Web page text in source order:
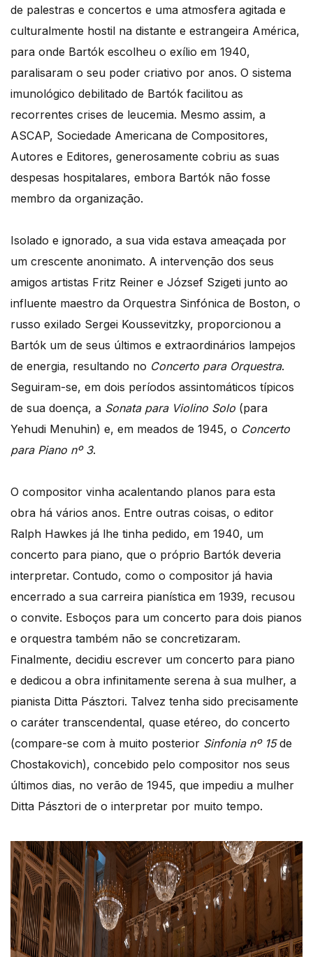
de palestras e concertos e uma atmosfera agitada e
culturalmente hostil na distante e estrangeira América,
para onde Bartók escolheu o exílio em 1940,
paralisaram o seu poder criativo por anos. O sistema
imunológico debilitado de Bartók facilitou as
recorrentes crises de leucemia. Mesmo assim, a
ASCAP, Sociedade Americana de Compositores,
Autores e Editores, generosamente cobriu as suas
despesas hospitalares, embora Bartók não fosse
membro da organização.
Isolado e ignorado, a sua vida estava ameaçada por
um crescente anonimato. A intervenção dos seus
amigos artistas Fritz Reiner e József Szigeti junto ao
influente maestro da Orquestra Sinfónica de Boston, o
russo exilado Sergei Koussevitzky, proporcionou a
Bartók um de seus últimos e extraordinários lampejos
de energia, resultando no Concerto para Orquestra.
Seguiram-se, em dois períodos assintomáticos típicos
de sua doença, a Sonata para Violino Solo (para
Yehudi Menuhin) e, em meados de 1945, o Concerto
para Piano nº 3.
O compositor vinha acalentando planos para esta
obra há vários anos. Entre outras coisas, o editor
Ralph Hawkes já lhe tinha pedido, em 1940, um
concerto para piano, que o próprio Bartók deveria
interpretar. Contudo, como o compositor já havia
encerrado a sua carreira pianística em 1939, recusou
o convite. Esboços para um concerto para dois pianos
e orquestra também não se concretizaram.
Finalmente, decidiu escrever um concerto para piano
e dedicou a obra infinitamente serena à sua mulher, a
pianista Ditta Pásztori. Talvez tenha sido precisamente
o caráter transcendental, quase etéreo, do concerto
(compare-se com à muito posterior Sinfonia nº 15de
Chostakovich), concebido pelo compositor nos seus
últimos dias, no verão de 1945, que impediu a mulher
Ditta Pásztori de o interpretar por muito tempo.